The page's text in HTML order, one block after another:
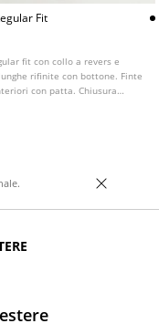
Fit
fit con collo a revers e
rifinite con bottone. Finte
con patta. Chiusura